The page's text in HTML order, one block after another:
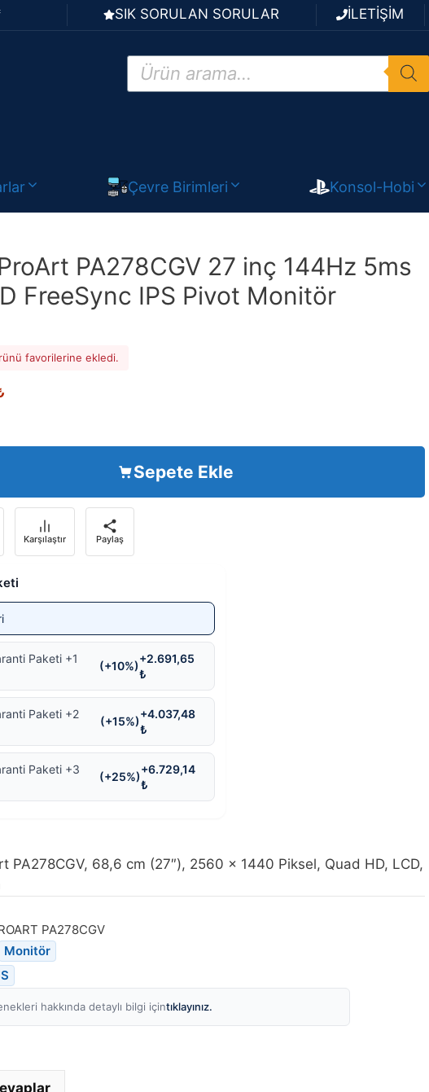
SIK SORULAN SORULAR İLETİŞİM
Products
search
Çevre Birimleri Konsol-Hobi
PA278CGV 27 inç 144Hz 5ms
FreeSync IPS Pivot Monitör
favorilerine ekledi.
Sepete Ekle
Karşılaştır Paylaş
Paketi +1
(+10%)
+2.691,65
₺
Paketi +2
(+15%)
+4.037,48
₺
Paketi +3
(+25%)
+6.729,14
₺
PA278CGV, 68,6 cm (27″), 2560 x 1440 Piksel, Quad HD, LCD,
PA278CGV
Monitör
hakkında detaylı bilgi içintıklayınız.